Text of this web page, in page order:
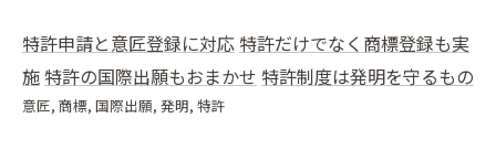
特許申請と意匠登録に対応 特許だけでなく商標登録も実
施 特許の国際出願もおまかせ 特許制度は発明を守るもの
意匠 商標 国際出願 発明 特許